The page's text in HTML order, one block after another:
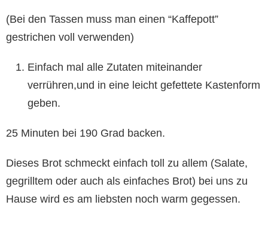
(Bei den Tassen muss man einen “Kaffepott”
gestrichen voll verwenden)
Einfach mal alle Zutaten miteinander
verrühren,und in eine leicht gefettete Kastenform
geben.
25 Minuten bei 190 Grad backen.
Dieses Brot schmeckt einfach toll zu allem (Salate,
gegrilltem oder auch als einfaches Brot) bei uns zu
Hause wird es am liebsten noch warm gegessen.